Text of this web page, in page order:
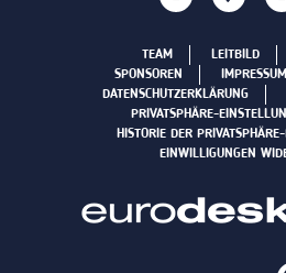
TEAM LEITBILD
SPONSOREN
IMPRESSUM
DATENSCHUTZERKLÄRUNG
PRIVATSPHÄRE-
HISTORIE DER
EINWILLIGUNGEN